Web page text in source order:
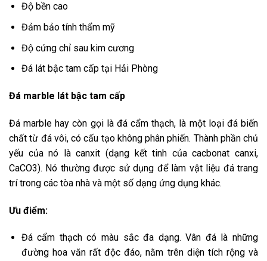
Độ bền cao
Đảm bảo tính thẩm mỹ
Độ cứng chỉ sau kim cương
Đá lát bậc tam cấp tại Hải Phòng
Đá marble lát bậc tam cấp
Đá marble hay còn gọi là đá cẩm thạch, là một loại đá biến
chất từ đá vôi, có cấu tạo không phân phiến. Thành phần chủ
yếu của nó là canxit (dạng kết tinh của cacbonat canxi,
CaCO3). Nó thường được sử dụng để làm vật liệu đá trang
trí trong các tòa nhà và một số dạng ứng dụng khác.
Ưu điểm:
Đá cẩm thạch có màu sắc đa dạng. Vân đá là những
đường hoa văn rất độc đáo, nằm trên diện tích rộng và